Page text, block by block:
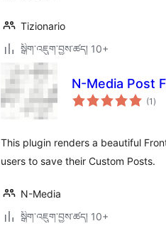
Tizionario
སྒྲིག་འཇུག་བྱས་ཚད། 10+
N-Media Post
(1 གདེང་
འཇོག་
)
This plugin renders a beautiful
users to save their Custom Posts.
N-Media
སྒྲིག་འཇུག་བྱས་ཚད། 10+